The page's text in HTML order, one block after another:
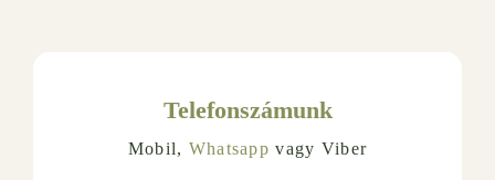
Telefonszámunk
Mobil, Whatsapp vagy Viber